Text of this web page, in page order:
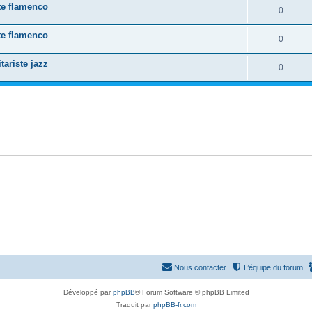
s
s
s
o
n
s
s
o
n
s
flamenco 0R
é
o
n
flamenco 0R
é
jazz 0R
é
s
s
L’équipe du forum
Nous contacter
Développé parphpBB® Forum Software © phpBB Limited
Traduit parphpBB-fr.com